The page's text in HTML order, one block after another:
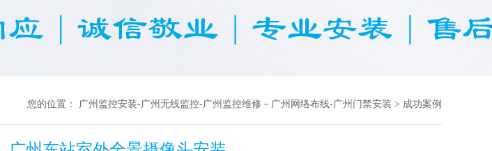
您的位置： 广州监控安装-广州无线监控-广州监控维修－广州网络布线-广州门禁安装 > 成功案例